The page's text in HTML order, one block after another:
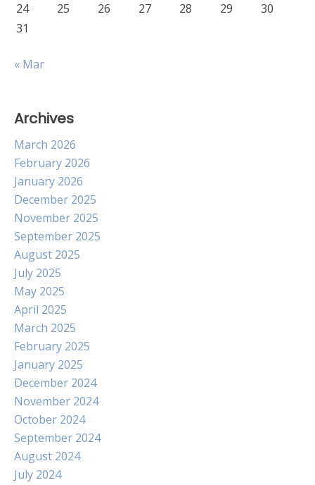
24
25 26 27 28 29
30
31
« Mar
Archives
March 2026
February 2026
January 2026
December 2025
November 2025
September 2025
August 2025
July 2025
May 2025
April 2025
March 2025
February 2025
January 2025
December 2024
November 2024
October 2024
September 2024
August 2024
July 2024